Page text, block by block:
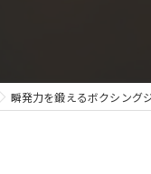
瞬発力を鍛えるボクシング